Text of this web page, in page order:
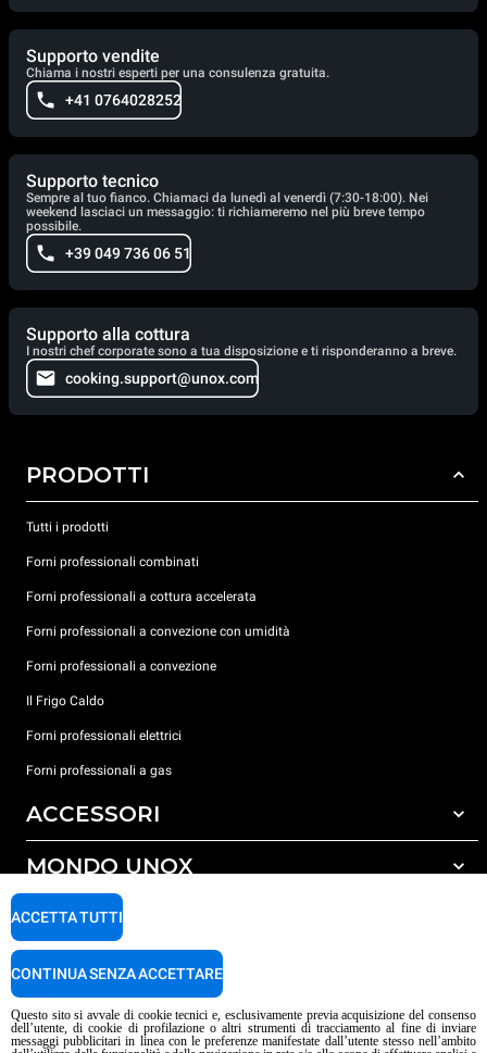
Supporto vendite
Chiama i nostri esperti per una consulenza gratuita.
+41 0764028252
Supporto tecnico
Sempre al tuo fianco. Chiamaci da lunedì al venerdì (7:30-18:00). Nei
weekend lasciaci un messaggio: ti richiameremo nel più breve tempo
possibile.
+39 049 736 06 51
Supporto alla cottura
I nostri chef corporate sono a tua disposizione e ti risponderanno a breve.
cooking.support@unox.com
PRODOTTI
Tutti i prodotti
Forni professionali combinati
Forni professionali a cottura accelerata
Forni professionali a convezione con umidità
Forni professionali a convezione
Il Frigo Caldo
Forni professionali elettrici
Forni professionali a gas
ACCESSORI
Tutti gli accessori
Detergenti per lavaggio automatico
Detergenti per lavaggio manuale
Trattamento acqua con filtro a resine
MONDO UNOX
Le nostre sedi nel mondo
SUPPORTO
Garanzia Unox
Trova Centri Service
Questo sito si avvale di cookie tecnici e, esclusivamente previa acquisizione del consenso
dell’utente, di cookie di profilazione o altri strumenti di tracciamento al fine di inviare
messaggi pubblicitari in linea con le preferenze manifestate dall’utente stesso nell’ambito
ACCETTA TUTTI
CONTINUA SENZA ACCETTARE